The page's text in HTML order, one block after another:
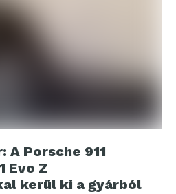
A Porsche 911
Evo Z
kerül ki a gyárból